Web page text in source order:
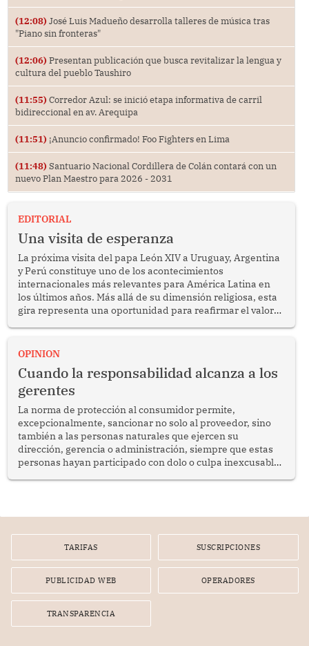
(12:08) José Luis Madueño desarrolla talleres de música tras
"Piano sin fronteras"
(12:06) Presentan publicación que busca revitalizar la lengua y
cultura del pueblo Taushiro
(11:55) Corredor Azul: se inició etapa informativa de carril
bidireccional en av. Arequipa
(11:51) ¡Anuncio confirmado! Foo Fighters en Lima
(11:48) Santuario Nacional Cordillera de Colán contará con un
nuevo Plan Maestro para 2026 - 2031
EDITORIAL
Una visita de esperanza
La próxima visita del papa León XIV a Uruguay, Argentina
y Perú constituye uno de los acontecimientos
internacionales más relevantes para América Latina en
los últimos años. Más allá de su dimensión religiosa, esta
gira representa una oportunidad para reafirmar el valor
enfrenta desafíos en materia de desarrollo, cohesión
OPINION
Cuando la responsabilidad alcanza a los
gerentes
La norma de protección al consumidor permite,
excepcionalmente, sancionar no solo al proveedor, sino
también a las personas naturales que ejercen su
dirección, gerencia o administración, siempre que estas
personas hayan participado con dolo o culpa inexcusable
por la frustrada realización de un meet and greet con
TARIFAS SUSCRIPCIONES
PUBLICIDAD WEB OPERADORES
TRANSPARENCIA